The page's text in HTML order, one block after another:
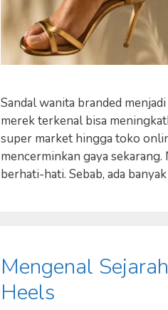
Sandal wanita branded
merek terkenal bisa
super market hingga toko
mencerminkan gaya
berhati-hati. Sebab, ada
Mengenal
Heels